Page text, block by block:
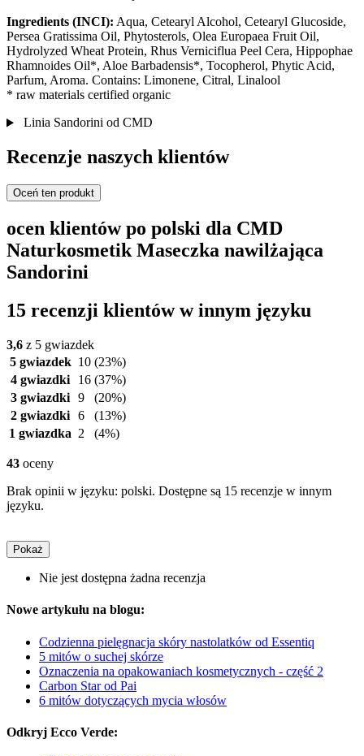
Ingredients (INCI): Aqua, Cetearyl Alcohol, Cetearyl Glucoside,
Persea Gratissima Oil, Phytosterols, Olea Europaea Fruit Oil,
Hydrolyzed Wheat Protein, Rhus Verniciflua Peel Cera, Hippophae
Rhamnoides Oil*, Aloe Barbadensis*, Tocopherol, Phytic Acid,
Parfum, Aroma. Contains: Limonene, Citral, Linalool
* raw materials certified organic
Linia Sandorini od CMD
Recenzje naszych klientów
Oceń ten produkt
ocen klientów po polski dla CMD
Naturkosmetik Maseczka nawilżająca
Sandorini
15 recenzji klientów w innym języku
3,6 z 5 gwiazdek
5 gwiazdek 10 (23%)
4 gwiazdki
16 (37%)
3 gwiazdki 9
(20%)
2 gwiazdki 6
(13%)
1 gwiazdka 2 (4%)
43 oceny
Brak opinii w języku: polski. Dostępne są 15 recenzje w innym
języku.
Pokaż
Nie jest dostępna żadna recenzja
Nowe artykułu na blogu:
Codzienna pielęgnacja skóry nastolatków od Essentiq
5 mitów o suchej skórze
Oznaczenia na opakowaniach kosmetycznych - część 2
Carbon Star od Pai
6 mitów dotyczących mycia włosów
Odkryj Ecco Verde: